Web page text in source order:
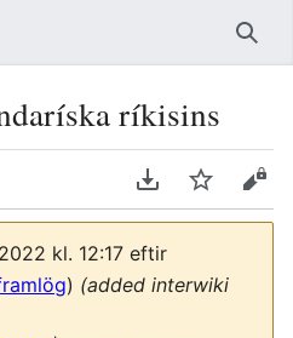
Leita
ríkisins
Sækja sem PDF
Vakta
kl. 12:17 eftir
) (added interwiki